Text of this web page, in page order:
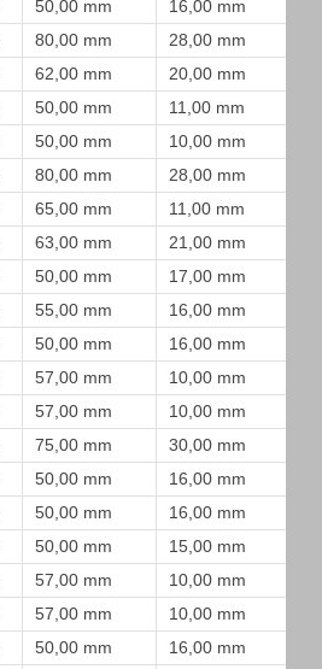
50,00 mm
16,00 mm
80,00 mm
28,00 mm
62,00 mm
20,00 mm
50,00 mm
11,00 mm
50,00 mm
10,00 mm
80,00 mm
28,00 mm
65,00 mm
11,00 mm
63,00 mm
21,00 mm
50,00 mm
17,00 mm
55,00 mm
16,00 mm
50,00 mm
16,00 mm
57,00 mm
10,00 mm
57,00 mm
10,00 mm
75,00 mm
30,00 mm
50,00 mm
16,00 mm
50,00 mm
16,00 mm
50,00 mm
15,00 mm
57,00 mm
10,00 mm
57,00 mm
10,00 mm
50,00 mm
16,00 mm